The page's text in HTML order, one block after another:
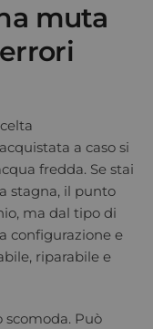
muta
a caso si
fredda. Se stai
stagna, il punto
ma dal tipo di
configurazione e
riparabile e
scomoda. Può